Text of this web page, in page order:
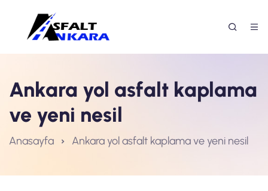
Ankara yol asfalt kaplama
ve yeni nesil
Anasayfa Ankara yol asfalt kaplama ve yeni nesil